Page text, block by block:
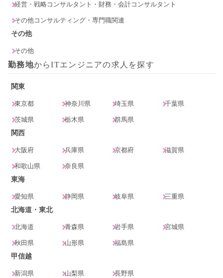
経営・戦略コンサルタント・財務・会計コンサルタント
その他コンサルティング・専門職関連
その他
その他
勤務地からITエンジニアの求人を探す
関東
東京都 神奈川県 埼玉県 千葉県
茨城県 栃木県
群馬県
関西
大阪府 兵庫県 京都府 滋賀県
和歌山県
奈良県
東海
愛知県 静岡県 岐阜県
三重県
北海道・東北
北海道 青森県 岩手県 宮城県
秋田県 山形県
福島県
甲信越
新潟県 山梨県
長野県